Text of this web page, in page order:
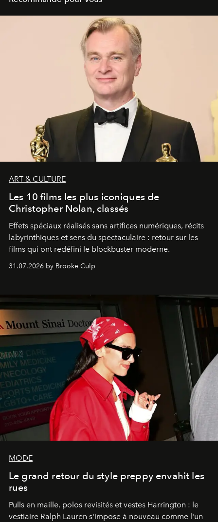
ART & CULTURE
Les 10 films les plus iconiques de
Christopher Nolan, classés
Effets spéciaux réalisés sans artifices numériques, récits
labyrinthiques et sens du spectaculaire : retour sur les
films qui ont redéfini le blockbuster moderne.
31.07.2026 by Brooke Culp
MODE
Le grand retour du style preppy envahit les
rues
Pulls en maille, polos revisités et vestes Harrington : le
vestiaire Ralph Lauren s'impose à nouveau comme l'un